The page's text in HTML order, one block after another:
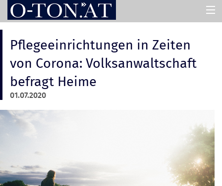
PRESSEMAPPEN
ASSISTENT
Pflegeeinrichtungen in Zeiten
von Corona: Volksanwaltschaft
befragt Heime
01.07.2020